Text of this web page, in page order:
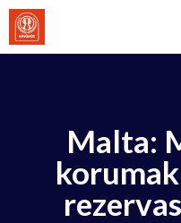
İçeriğe
atla
Malta: